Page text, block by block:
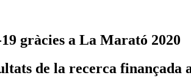
gràcies a La Marató 2020
de la recerca finançada